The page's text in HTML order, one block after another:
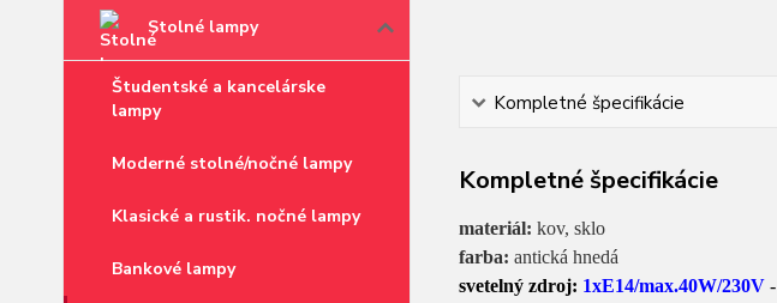
Stolné lampy
Študentské a kancelárske
lampy
Moderné stolné/nočné lampy
Klasické a rustik. nočné lampy
Bankové lampy
Kompletné špecifikácie
Kompletné špecifikácie
materiál: kov, sklo
farba: antická hnedá
svetelný zdroj: 1xE14/max.40W/230V-